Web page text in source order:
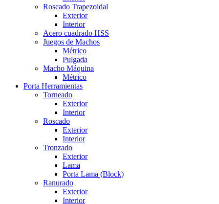
Roscado Trapezoidal
Exterior
Interior
Acero cuadrado HSS
Juegos de Machos
Métrico
Pulgada
Macho Máquina
Métrico
Porta Herramientas
Torneado
Exterior
Interior
Roscado
Exterior
Interior
Tronzado
Exterior
Lama
Porta Lama (Block)
Ranurado
Exterior
Interior